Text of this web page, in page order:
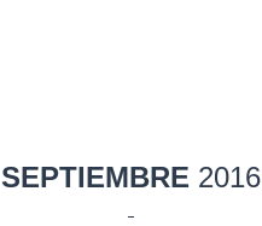
SEPTIEMBRE 2016